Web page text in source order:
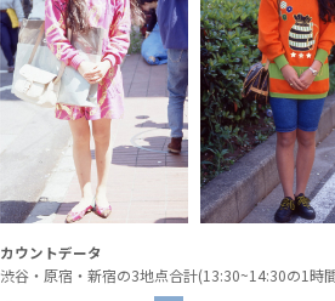
カウントデータ
渋谷・原宿・新宿の3地点合計(13:30~14:30の1時